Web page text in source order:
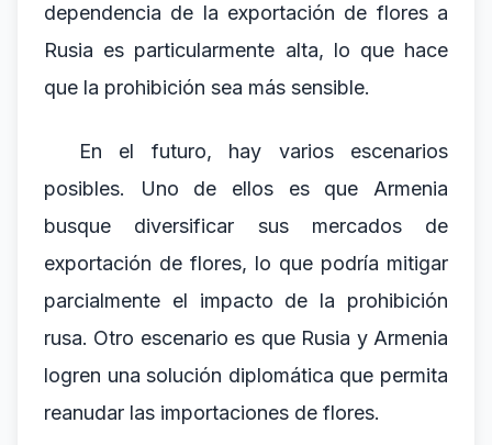
dependencia de la exportación de flores a
Rusia es particularmente alta, lo que hace
que la prohibición sea más sensible.
En el futuro, hay varios escenarios
posibles. Uno de ellos es que Armenia
busque diversificar sus mercados de
exportación de flores, lo que podría mitigar
parcialmente el impacto de la prohibición
rusa. Otro escenario es que Rusia y Armenia
logren una solución diplomática que permita
reanudar las importaciones de flores.